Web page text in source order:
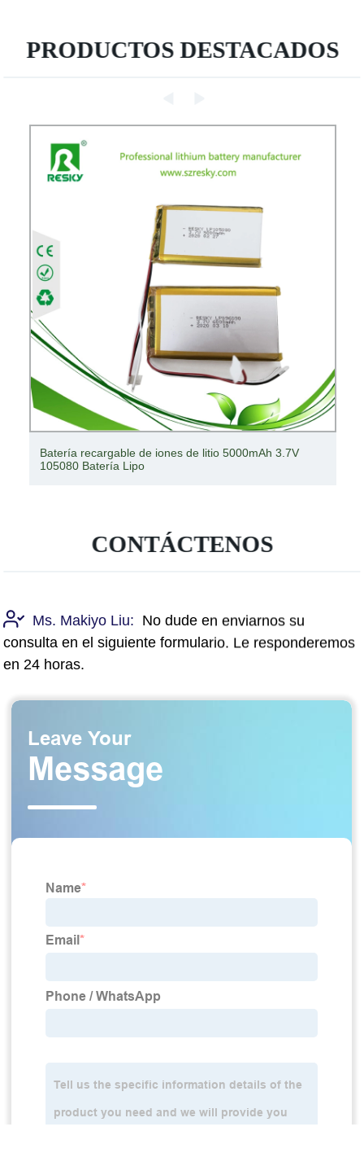
PRODUCTOS DESTACADOS
Batería de iones de litio Panasonic NCR18650f Batería
de iones de litio
CONTÁCTENOS
Ms. Makiyo Liu: No dude en enviarnos su
consulta en el siguiente formulario. Le responderemos
en 24 horas.